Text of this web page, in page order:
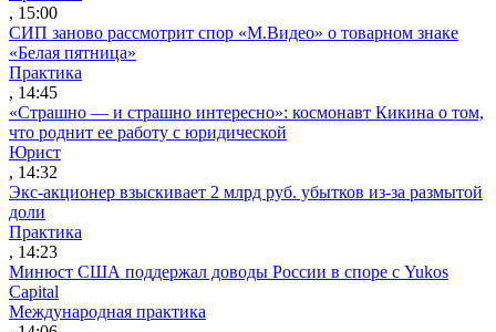
, 15:00
СИП заново рассмотрит спор «М.Видео» о товарном знаке
«Белая пятница»
Практика
, 14:45
«Страшно — и страшно интересно»: космонавт Кикина о том,
что роднит ее работу с юридической
Юрист
, 14:32
Экс-акционер взыскивает 2 млрд руб. убытков из-за размытой
доли
Практика
, 14:23
Минюст США поддержал доводы России в споре с Yukos
Capital
Международная практика